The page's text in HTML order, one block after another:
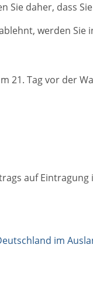
Sie daher, dass
werden Sie
21. Tag vor der
auf
im